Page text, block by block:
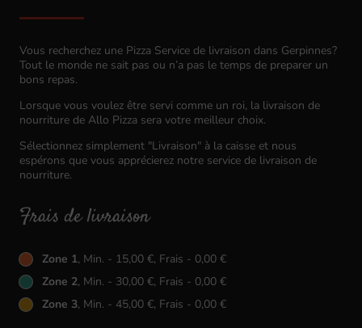
Vous recherchez une Pizza Service de livraison dans Gerpinnes?
Tout le monde ne sait pas ou n’a pas le temps de preparer un
bons repas.
Lorsque vous voulez être servi comme un roi, la livraison de
nourriture de Allo Pizza sera votre meilleur choix.
Sélectionnez simplement "Livraison" à la caisse et nous
espérons que vous apprécierez notre service de livraison de
nourriture.
Frais de livraison
Zone 1, Min. - 15,00 €, Frais - 0,00 €
Zone 2, Min. - 30,00 €, Frais - 0,00 €
Zone 3, Min. - 45,00 €, Frais - 0,00 €